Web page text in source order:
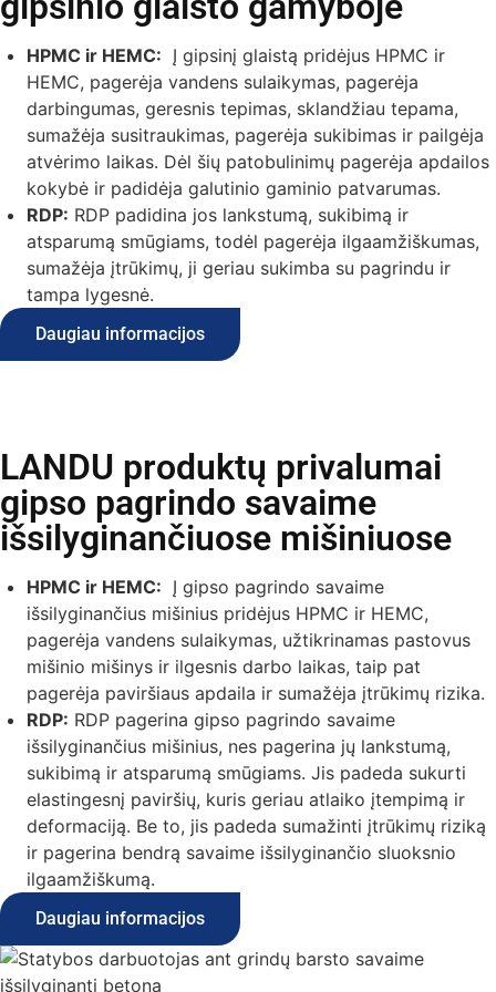
HPMC ir HEMC: Į gipsinį glaistą pridėjus HPMC ir
HEMC, pagerėja vandens sulaikymas, pagerėja
darbingumas, geresnis tepimas, sklandžiau tepama,
sumažėja susitraukimas, pagerėja sukibimas ir pailgėja
atvėrimo laikas. Dėl šių patobulinimų pagerėja apdailos
kokybė ir padidėja galutinio gaminio patvarumas.
RDP: RDP padidina jos lankstumą, sukibimą ir
atsparumą smūgiams, todėl pagerėja ilgaamžiškumas,
sumažėja įtrūkimų, ji geriau sukimba su pagrindu ir
tampa lygesnė.
Daugiau informacijos
LANDU produktų privalumai
gipso pagrindo savaime
išsilyginančiuose mišiniuose
HPMC ir HEMC: Į gipso pagrindo savaime
išsilyginančius mišinius pridėjus HPMC ir HEMC,
pagerėja vandens sulaikymas, užtikrinamas pastovus
mišinio mišinys ir ilgesnis darbo laikas, taip pat
pagerėja paviršiaus apdaila ir sumažėja įtrūkimų rizika.
RDP: RDP pagerina gipso pagrindo savaime
išsilyginančius mišinius, nes pagerina jų lankstumą,
sukibimą ir atsparumą smūgiams. Jis padeda sukurti
elastingesnį paviršių, kuris geriau atlaiko įtempimą ir
deformaciją. Be to, jis padeda sumažinti įtrūkimų riziką
ir pagerina bendrą savaime išsilyginančio sluoksnio
ilgaamžiškumą.
Daugiau informacijos